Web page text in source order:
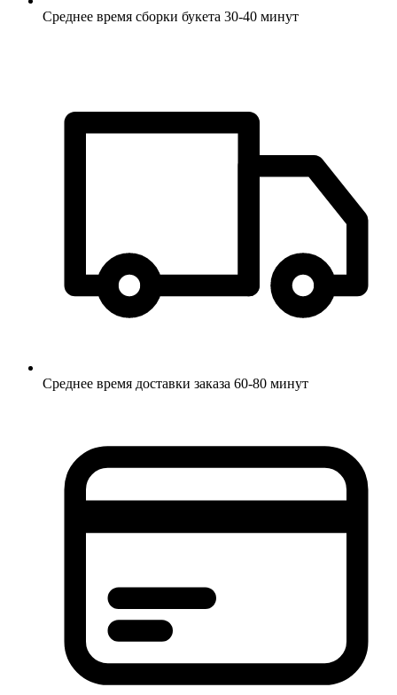
Среднее время сборки букета 30-40 минут
Среднее время доставки заказа 60-80 минут